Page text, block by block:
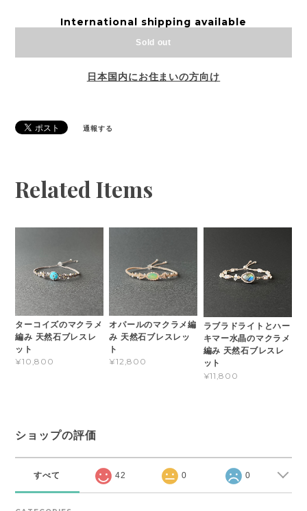
International shipping available
Sold out
日本国内にお住まいの方向け
通報する
Related Items
ターコイズのマクラメ
編み 天然石ブレスレ
ット
¥10,800
オパールのマクラメ編
み 天然石ブレスレッ
ト
¥12,800
ラブラドライトとハー
キマー水晶のマクラメ
編み 天然石ブレスレ
ット
¥11,800
ショップの評価
すべて 42 0 0